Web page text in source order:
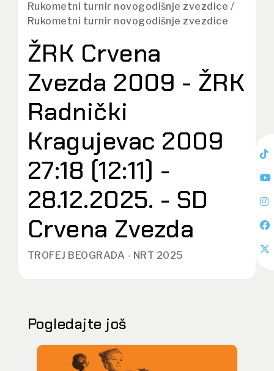
Rukometni turnir novogodišnje zvezdice /
Rukometni turnir novogodišnje zvezdice
ŽRK Crvena
Zvezda 2009 - ŽRK
Radnički
Kragujevac 2009
27:18 (12:11) -
28.12.2025. - SD
Crvena Zvezda
TROFEJ BEOGRADA - NRT 2025
Pogledajte još